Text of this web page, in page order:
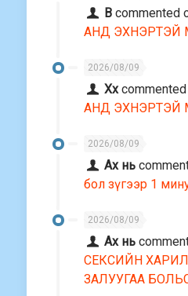
В commented
АНД
2026/08/09
Ххcommented
АНД
2026/08/09
Ах нь
бол зүгээр 1
2026/08/09
Ах нь
СЕКСИЙН
ЗАЛУУГАА